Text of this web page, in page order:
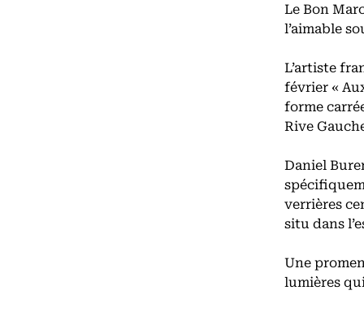
Le Bon
l’aimable
L’artiste
février «
forme
Rive
Daniel
verrières
situ dans
Une
lumières